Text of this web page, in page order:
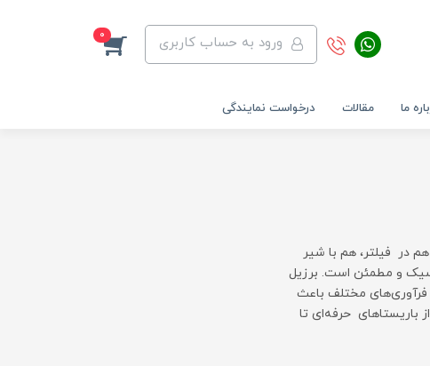
ورود به حساب کاربری 0
ما مقالات درخواست نمایندگی
در فیلتر، هم با شیر
و مطمئن است. برزیل
فرآوری‌های مختلف باعث
حرفه‌ای تا